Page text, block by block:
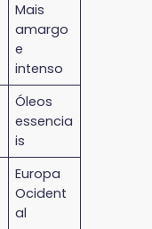
Mais
amargo
e
intenso
Óleos
essencia
is
Europa
Ocident
al